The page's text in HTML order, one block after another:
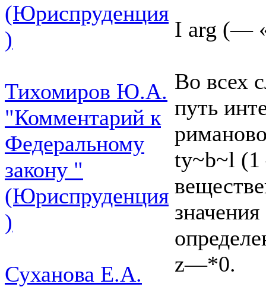
(Юриспруденция
)
Тихомиров Ю.А.
"Комментарий к
Федеральному
закону "
(Юриспруденция
)
Суханова Е.А.
I arg (—
Во всех
путь
ty~b~l (1
z—*0.